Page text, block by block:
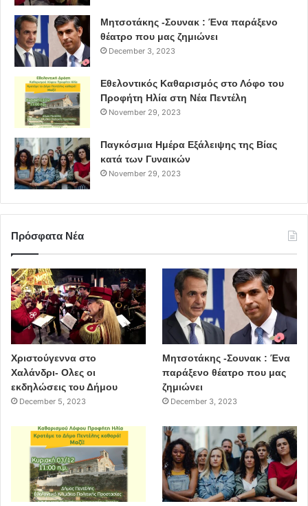
Μητσοτάκης -Σουνακ : Ένα παράξενο
θέατρο που μας ζημιώνει
December 3, 2023
Εθελοντικός Καθαρισμός στο Λόφο του
Προφήτη Ηλία στη Νέα Πεντέλη
November 29, 2023
Παγκόσμια Ημέρα Εξάλειψης της Βίας
κατά των Γυναικών
November 29, 2023
Πρόσφατα Νέα
Χριστούγεννα στο
Χαλάνδρι- Ολες οι
εκδηλώσεις του Δήμου
December 5, 2023
Μητσοτάκης -Σουνακ : Ένα
παράξενο θέατρο που μας
ζημιώνει
December 3, 2023